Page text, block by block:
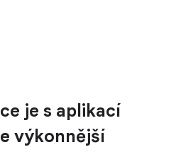
je s aplikací
výkonnější